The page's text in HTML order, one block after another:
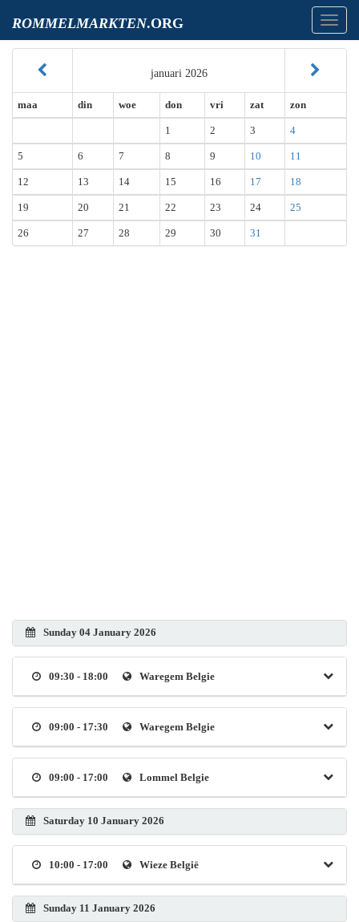
ROMMELMARKTEN.ORG
januari 2026
maa din woe don vri zat zon
1 2 3 4
5 6 7 8 9 10 11
12 13 14 15 16 17 18
19 20 21 22 23 24 25
26 27 28 29 30 31
Sunday 04 January 2026
09:30 - 18:00 Waregem Belgie
09:00 - 17:30 Waregem Belgie
09:00 - 17:00 Lommel Belgie
Saturday 10 January 2026
10:00 - 17:00 Wieze België
Sunday 11 January 2026